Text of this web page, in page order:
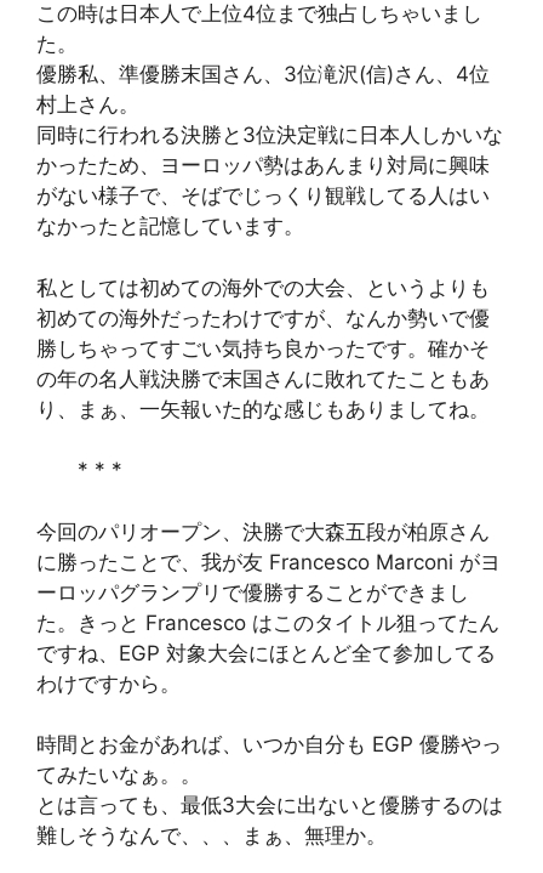
この時は日本人で上位4位まで独占しちゃいまし
た。
優勝私、準優勝末国さん、3位滝沢(信)さん、4位
村上さん。
同時に行われる決勝と3位決定戦に日本人しかいな
かったため、ヨーロッパ勢はあんまり対局に興味
がない様子で、そばでじっくり観戦してる人はい
なかったと記憶しています。
私としては初めての海外での大会、というよりも
初めての海外だったわけですが、なんか勢いで優
勝しちゃってすごい気持ち良かったです。確かそ
の年の名人戦決勝で末国さんに敗れてたこともあ
り、まぁ、一矢報いた的な感じもありましてね。
* * *
今回のパリオープン、決勝で大森五段が柏原さん
に勝ったことで、我が友 Francesco Marconi がヨ
ーロッパグランプリで優勝することができまし
た。きっと Francesco はこのタイトル狙ってたん
ですね、EGP 対象大会にほとんど全て参加してる
わけですから。
時間とお金があれば、いつか自分も EGP 優勝やっ
てみたいなぁ。。
とは言っても、最低3大会に出ないと優勝するのは
難しそうなんで、、、まぁ、無理か。